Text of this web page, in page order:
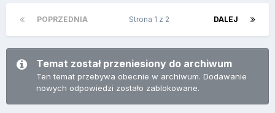
POPRZEDNIA DALEJ
Strona 1 z 2
Temat został przeniesiony do archiwum
Ten temat przebywa obecnie w archiwum. Dodawanie
nowych odpowiedzi zostało zablokowane.